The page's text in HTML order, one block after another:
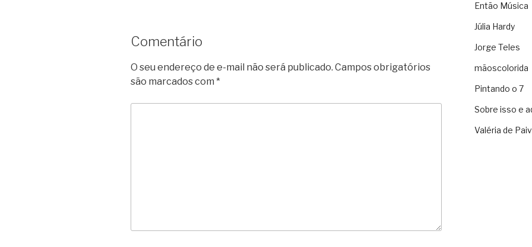
Comentário
O seu endereço de e-mail não será publicado. Campos obrigatórios
são marcados com *
Então Música
Júlia Hardy
Jorge Teles
mãoscolorida
Pintando o 7
Sobre isso e
Valéria de